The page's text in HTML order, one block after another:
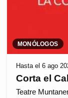
MONÓLOGOS
Hasta el 6 ago
Corta el
Teatre